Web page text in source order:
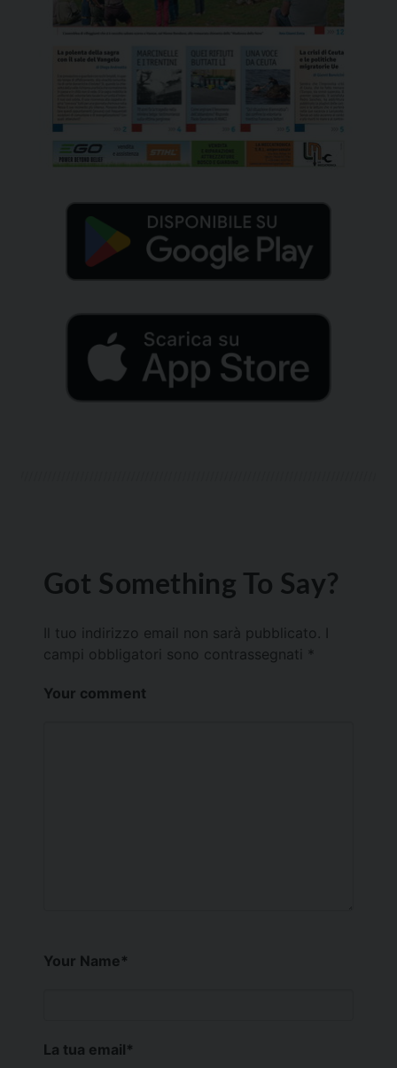
Got Something To Say?
Il tuo indirizzo email non sarà pubblicato.
campi obbligatori sono contrassegnati *
Your comment
Your Name*
La tua email*